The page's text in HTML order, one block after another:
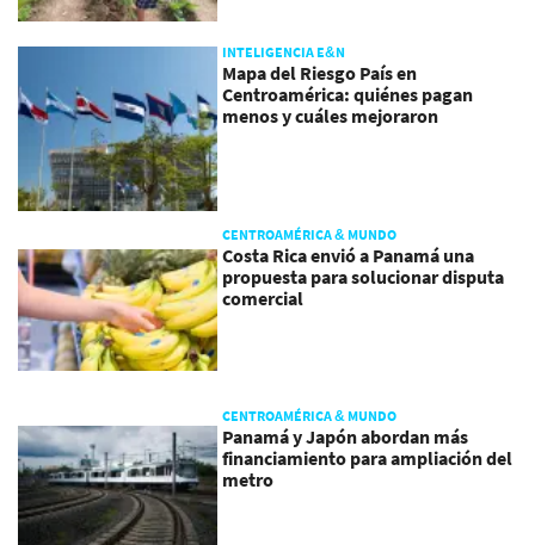
INTELIGENCIA E&N
Mapa del Riesgo País en
Centroamérica: quiénes pagan
menos y cuáles mejoraron
CENTROAMÉRICA & MUNDO
Costa Rica envió a Panamá una
propuesta para solucionar disputa
comercial
CENTROAMÉRICA & MUNDO
Panamá y Japón abordan más
financiamiento para ampliación del
metro